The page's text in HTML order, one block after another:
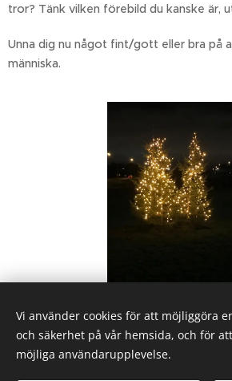
tror? Tänk vilken förebild du kanske är,
Unna dig nu något fint/gott eller bra på
människa.
Share
Vi använder cookies för att möjliggöra
och säkerhet på vår hemsida, och för
möjliga användarupplevelse.